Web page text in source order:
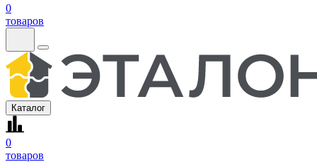
0
товаров
Каталог
0
товаров